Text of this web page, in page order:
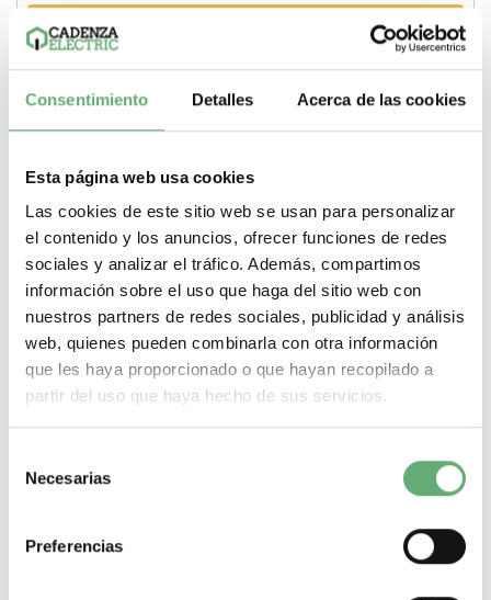
Consentimiento Detalles Acerca de las cookies
Esta página web usa cookies
Las cookies de este sitio web se usan para personalizar
el contenido y los anuncios, ofrecer funciones de redes
sociales y analizar el tráfico. Además, compartimos
información sobre el uso que haga del sitio web con
nuestros partners de redes sociales, publicidad y análisis
web, quienes pueden combinarla con otra información
que les haya proporcionado o que hayan recopilado a
partir del uso que haya hecho de sus servicios.
Necesarias
Preferencias
[PLAZO 3-6 SEMANAS]
Electric ref. A9V14325 Precio: 148,76€ -...